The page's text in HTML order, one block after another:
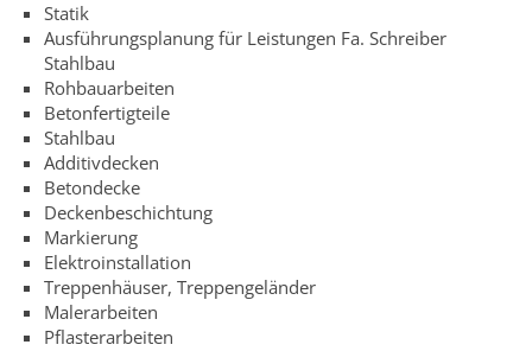
Statik
Ausführungsplanung für Leistungen Fa. Schreiber
Stahlbau
Rohbauarbeiten
Betonfertigteile
Stahlbau
Additivdecken
Betondecke
Deckenbeschichtung
Markierung
Elektroinstallation
Treppenhäuser, Treppengeländer
Malerarbeiten
Pflasterarbeiten